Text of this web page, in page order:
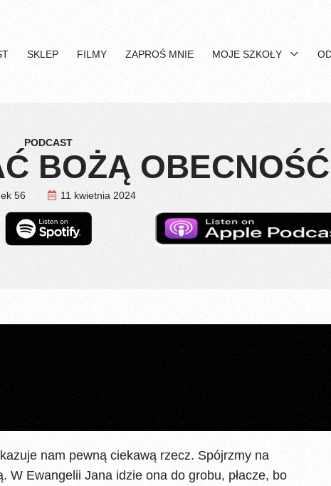
SKLEP FILMY ZAPROŚ MNIE MOJE SZKOŁY
PODCAST
BOŻĄ
56 11 kwietnia 2024
nam pewną ciekawą rzecz. Spójrzmy na
W Ewangelii Jana idzie ona do grobu, płacze, bo